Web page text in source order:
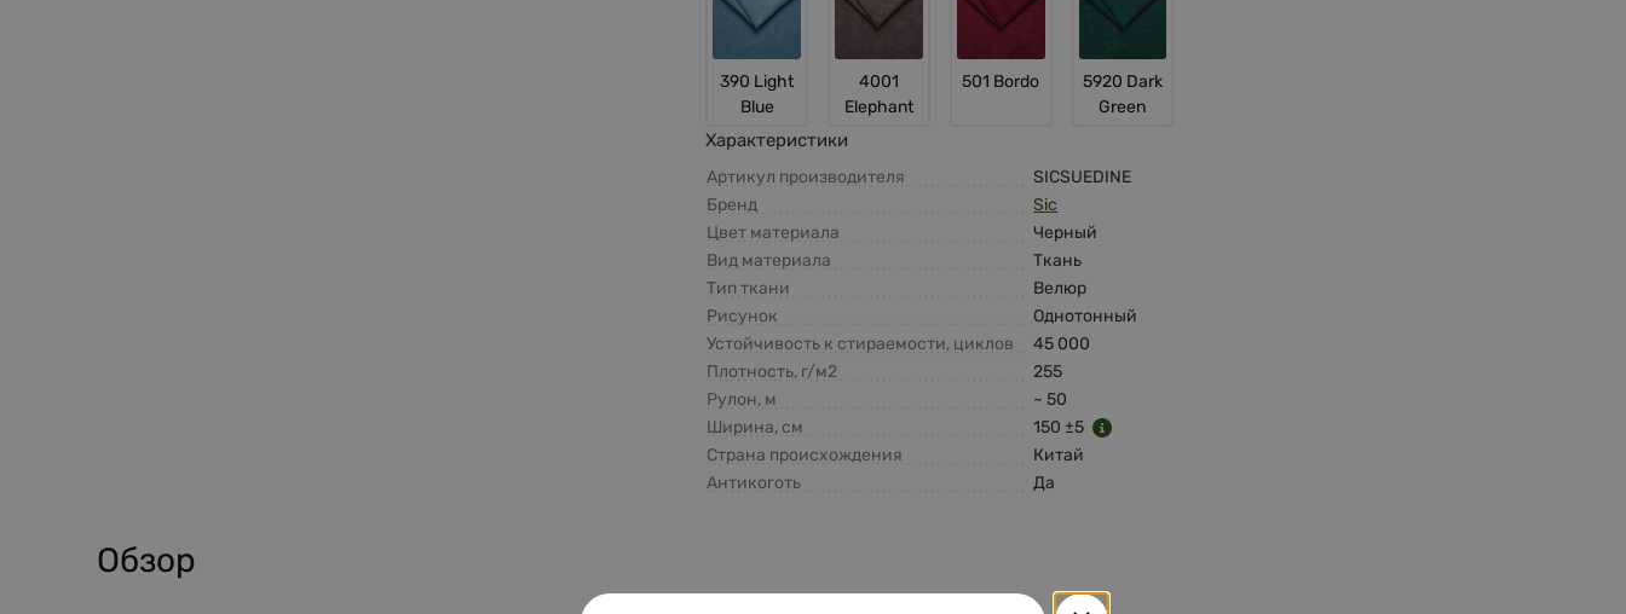
390 Light
Blue
4001
Elephant
501 Bordo
5920 Dark
Green
Характеристики
Артикул производителя
SICSUEDINE
Бренд
Sic
Цвет материала
Черный
Вид материала
Ткань
Тип ткани
Велюр
Рисунок
Однотонный
Устойчивость к стираемости, циклов
45 000
Плотность, г/м2
255
Рулон, м
~ 50
Ширина, см
150 ±5
Страна происхождения
Китай
Антикоготь
Да
Обзор